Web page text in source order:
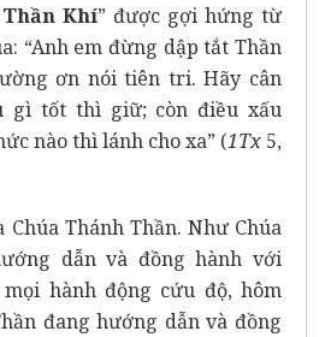
Thần Khí” được gợi hứng từ
“Anh em đừng dập tắt Thần
ơn nói tiên tri. Hãy cân
gì tốt thì giữ; còn điều xấu
nào thì lánh cho xa” (1Tx 5,
Thánh Thần. Như Chúa
dẫn và đồng hành với
mọi hành động cứu độ, hôm
đang hướng dẫn và đồng